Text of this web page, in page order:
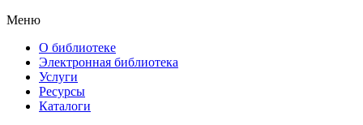
Меню
О библиотеке
Электронная библиотека
Услуги
Ресурсы
Каталоги